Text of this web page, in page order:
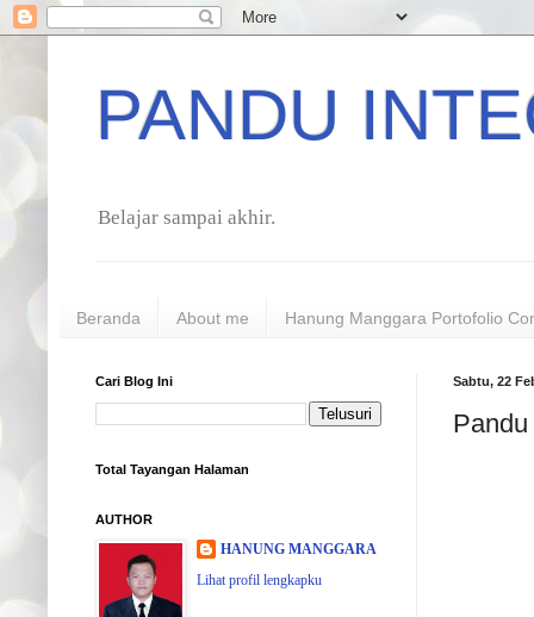
PANDU
Belajar sampai akhir.
Beranda About me Hanung Manggara Portofolio
Sabtu, 22
Cari Blog Ini
Total Tayangan Halaman
AUTHOR
HANUNG MANGGARA
Lihat profil lengkapku